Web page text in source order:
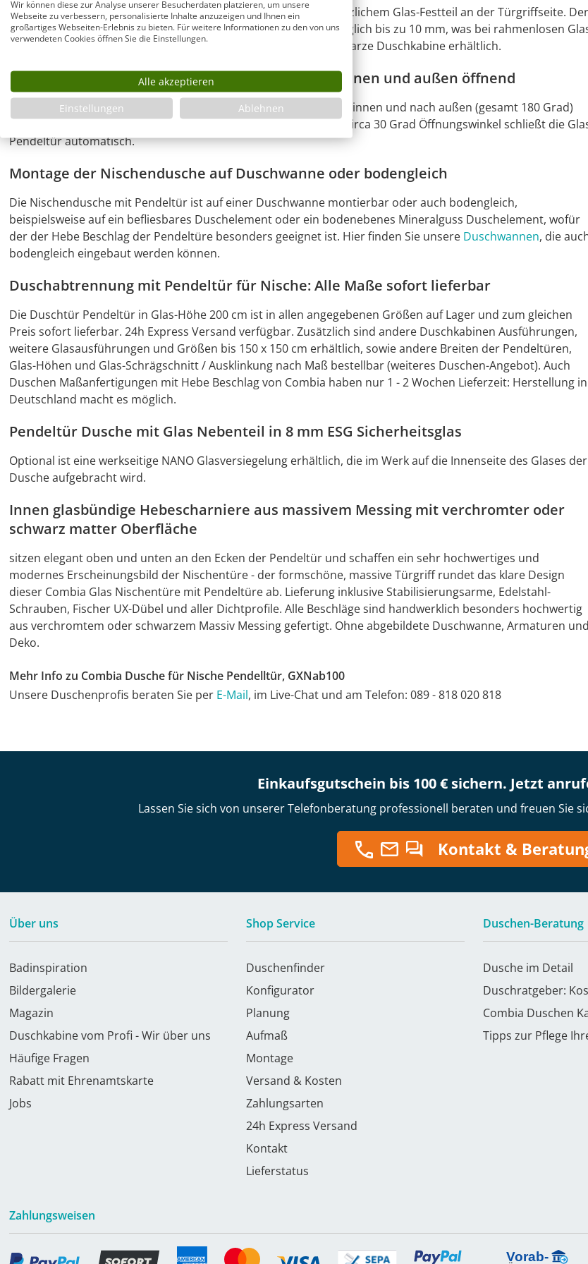
Dusche für Nische mit Glas-Pendeltür an Glas-Festteil und zusätzlichem Glas-Festteil an der Türgriffseite. Der
"unsichtbare" Wandausgleich auch von schiefen Wänden ist möglich bis zu 10 mm, was bei rahmenlosen
Duschen nahezu einzigartig ist. Auch im Industrial Style als schwarze Duschkabine erhältlich.
Duschtür Nische mit Pendeltür an Festteil nach innen und außen öffnend
Die Pendeltür schließt mit einem Magnetverschluss, öffnet nach innen und nach außen (gesamt 180 Grad)
und kann auch in geöffneter Tür-Position belassen werden. Bis circa 30 Grad Öffnungswinkel schließt die
Pendeltür automatisch.
Montage der Nischendusche auf Duschwanne oder bodengleich
Die Nischendusche mit Pendeltür ist auf einer Duschwanne montierbar oder auch bodengleich,
beispielsweise auf ein befliesbares Duschelement oder ein bodenebenes Mineralguss Duschelement, wofür
der der Hebe Beschlag der Pendeltüre besonders geeignet ist. Hier finden Sie unsere Duschwannen, die
bodengleich eingebaut werden können.
Duschabtrennung mit Pendeltür für Nische: Alle Maße sofort lieferbar
Die Duschtür Pendeltür in Glas-Höhe 200 cm ist in allen angegebenen Größen auf Lager und zum gleichen
Preis sofort lieferbar. 24h Express Versand verfügbar. Zusätzlich sind andere Duschkabinen Ausführungen,
weitere Glasausführungen und Größen bis 150 x 150 cm erhältlich, sowie andere Breiten der Pendeltüren,
Glas-Höhen und Glas-Schrägschnitt / Ausklinkung nach Maß bestellbar (weiteres Duschen-Angebot). Auch
Duschen Maßanfertigungen mit Hebe Beschlag von Combia haben nur 1 - 2 Wochen Lieferzeit: Herstellung in
Deutschland macht es möglich.
Pendeltür Dusche mit Glas Nebenteil in 8 mm ESG Sicherheitsglas
Optional ist eine werkseitige NANO Glasversiegelung erhältlich, die im Werk auf die Innenseite des Glases der
Dusche aufgebracht wird.
Innen glasbündige Hebescharniere aus massivem Messing mit verchromter oder
schwarz matter Oberfläche
sitzen elegant oben und unten an den Ecken der Pendeltür und schaffen ein sehr hochwertiges und
modernes Erscheinungsbild der Nischentüre - der formschöne, massive Türgriff rundet das klare Design
dieser Combia Glas Nischentüre mit Pendeltüre ab. Lieferung inklusive Stabilisierungsarme, Edelstahl-
Schrauben, Fischer UX-Dübel und aller Dichtprofile. Alle Beschläge sind handwerklich besonders hochwertig
aus verchromtem oder schwarzem Massiv Messing gefertigt. Ohne abgebildete Duschwanne, Armaturen und
Deko.
Mehr Info zu Combia Dusche für Nische Pendelltür, GXNab100
Unsere Duschenprofis beraten Sie per E-Mail, im Live-Chat und am Telefon: 089 - 818 020 818
Einkaufsgutschein bis 100 € sichern. Jetzt
Lassen Sie sich von unserer Telefonberatung professionell beraten und freuen Sie
Kontakt &
Über uns
Badinspiration
Bildergalerie
Magazin
Duschkabine vom Profi - Wir über uns
Häufige Fragen
Rabatt mit Ehrenamtskarte
Jobs
Shop Service
Duschenfinder
Konfigurator
Planung
Aufmaß
Montage
Versand & Kosten
Zahlungsarten
24h Express Versand
Kontakt
Lieferstatus
Duschen-Beratung
Dusche im Detail
Duschratgeber:
Combia Duschen
Tipps zur Pflege
Zahlungsweisen
Wir können diese zur Analyse unserer Besucherdaten platzieren, um unsere
Webseite zu verbessern, personalisierte Inhalte anzuzeigen und Ihnen ein
großartiges Webseiten-Erlebnis zu bieten. Für weitere Informationen zu den von uns
verwendeten Cookies öffnen Sie die Einstellungen.
Alle akzeptieren
Einstellungen
Ablehnen